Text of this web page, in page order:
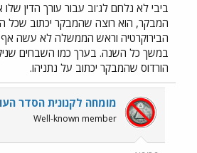
ביבי לא נלחם לג'וב עבור עורך הדין
המבקר, הוא רוצה שהמבקר יכתוב שכל
הבירוקרטיה וראש הממשלה לא עשה אף
במשך כל השנה. בערך כמו השבחים
הורדוס שהמבקר יכתוב על נתניהו.
מומחה לקנונית הסדר
Well-known member